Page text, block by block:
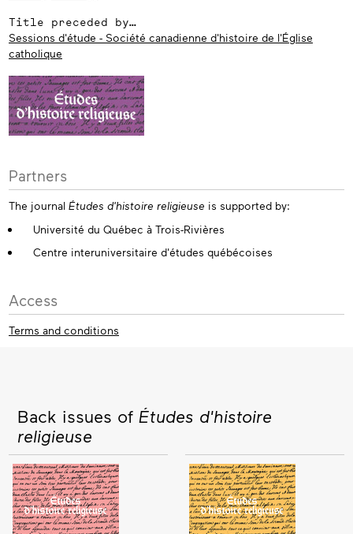
Title preceded by…
Sessions d'étude - Société canadienne d'histoire de l'Église
catholique
Partners
The journal Études d'histoire religieuse is supported by:
Université du Québec à Trois-Rivières
Centre interuniversitaire d'études québécoises
Access
Terms and conditions
Back issues of Études d'histoire
religieuse